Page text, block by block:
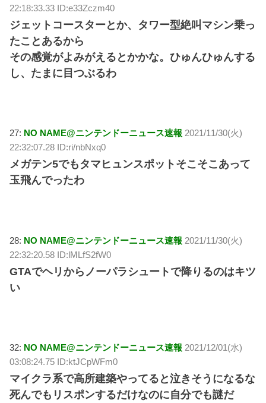
22:18:33.33 ID:e33Zczm40
ジェットコースターとか、タワー型絶叫マシン乗っ
たことあるから
その感覚がよみがえるとかかな。ひゅんひゅんする
し、たまに目つぶるわ
27: NO NAME@ニンテンドーニュース速報 2021/11/30(火)
22:32:07.28 ID:ri/nbNxq0
メガテン5でもタマヒュンスポットそこそこあって
玉飛んでったわ
28: NO NAME@ニンテンドーニュース速報 2021/11/30(火)
22:32:20.58 ID:lMLfS2fW0
GTAでヘリからノーパラシュートで降りるのはキツ
い
32: NO NAME@ニンテンドーニュース速報 2021/12/01(水)
03:08:24.75 ID:ktJCpWFm0
マイクラ系で高所建築やってると泣きそうになるな
死んでもリスポンするだけなのに自分でも謎だ